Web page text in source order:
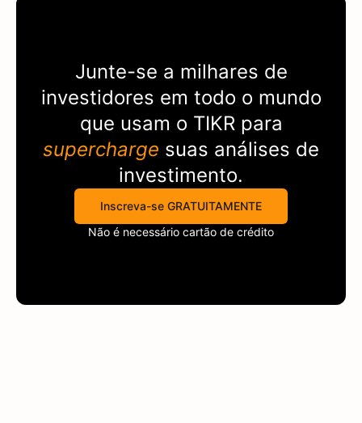
Junte-se a milhares de
investidores em todo o mundo
que usam o TIKR para
supercharge suas análises de
investimento.
Inscreva-se GRATUITAMENTE
Não é necessário cartão de crédito